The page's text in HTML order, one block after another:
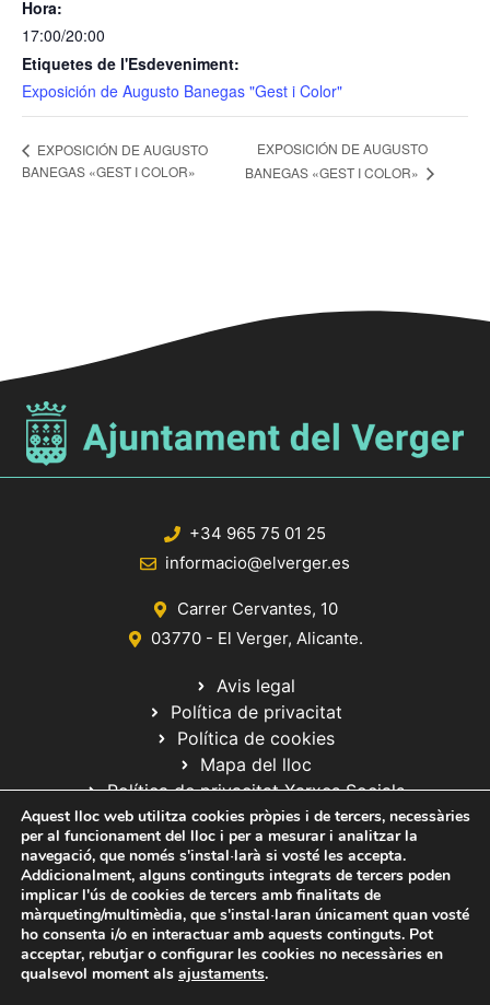
Hora:
17:00/20:00
Etiquetes de l'Esdeveniment:
Exposición de Augusto Banegas "Gest i Color"
EXPOSICIÓN DE AUGUSTO
BANEGAS «GEST I COLOR»
EXPOSICIÓN DE AUGUSTO
BANEGAS «GEST I COLOR»
+34 965 75 01 25
informacio@elverger.es
Carrer Cervantes, 10
03770 - El Verger, Alicante.
Avis legal
Política de privacitat
Política de cookies
Mapa del lloc
Política de privacitat Xarxes Socials
© 2020 Web desarrollada por el Servicio de Informática de Diputación
de Alicante
Aquest lloc web utilitza cookies pròpies i de tercers, necessàries
per al funcionament del lloc i per a mesurar i analitzar la
navegació, que només s'instal·larà si vosté les accepta.
Addicionalment, alguns continguts integrats de tercers poden
implicar l'ús de cookies de tercers amb finalitats de
màrqueting/multimèdia, que s'instal·laran únicament quan vosté
ho consenta i/o en interactuar amb aquests continguts. Pot
acceptar, rebutjar o configurar les cookies no necessàries en
qualsevol moment als ajustaments.